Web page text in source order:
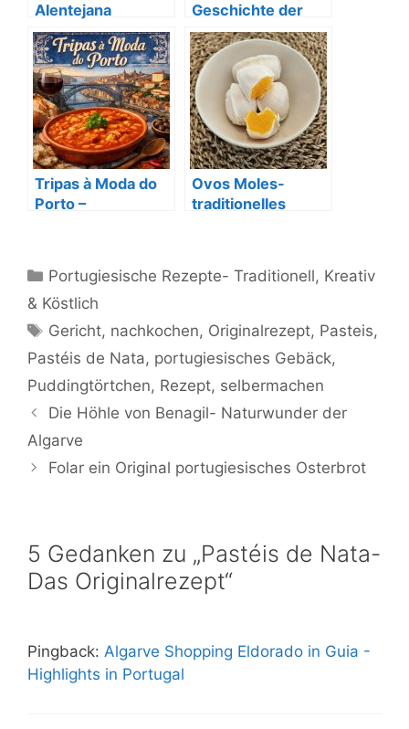
Alentejana
Geschichte der
portugiesischen
Spezialität
Tripas à Moda do
Porto –
Ovos Moles-
traditionelles
Kategorien
Portugiesische Rezepte- Traditionell, Kreativ
& Köstlich
Schlagwörter
Gericht, nachkochen, Originalrezept, Pasteis,
Pastéis de Nata, portugiesisches Gebäck,
Puddingtörtchen, Rezept, selbermachen
Die Höhle von Benagil- Naturwunder der
Algarve
Folar ein Original portugiesisches Osterbrot
5 Gedanken zu „Pastéis de Nata-
Das Originalrezept“
Pingback: Algarve Shopping Eldorado in Guia -
Highlights in Portugal